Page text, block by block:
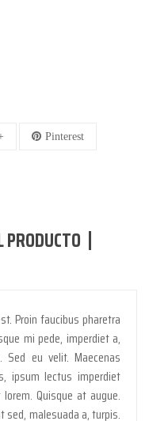
Pinterest
PRODUCTO
Proin faucibus pharetra
mi pede, imperdiet a,
Sed eu velit. Maecenas
ipsum lectus imperdiet
Quisque at augue.
sed, malesuada a, turpis.